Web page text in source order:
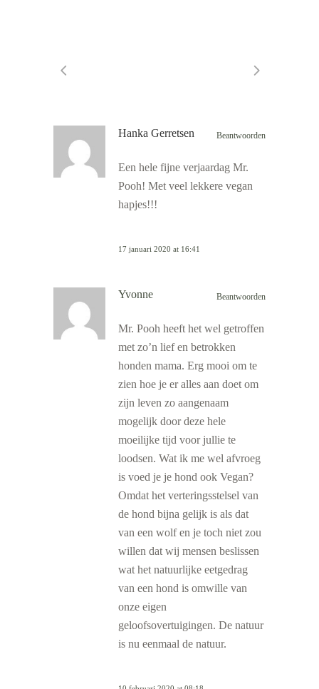
Hanka Gerretsen Beantwoorden
Een hele fijne verjaardag Mr.
Pooh! Met veel lekkere vegan
hapjes!!!
17 januari 2020 at 16:41
Yvonne Beantwoorden
Mr. Pooh heeft het wel getroffen
met zo’n lief en betrokken
honden mama. Erg mooi om te
zien hoe je er alles aan doet om
zijn leven zo aangenaam
mogelijk door deze hele
moeilijke tijd voor jullie te
loodsen. Wat ik me wel afvroeg
is voed je je hond ook Vegan?
Omdat het verteringsstelsel van
de hond bijna gelijk is als dat
van een wolf en je toch niet zou
willen dat wij mensen beslissen
wat het natuurlijke eetgedrag
van een hond is omwille van
onze eigen
geloofsovertuigingen. De natuur
is nu eenmaal de natuur.